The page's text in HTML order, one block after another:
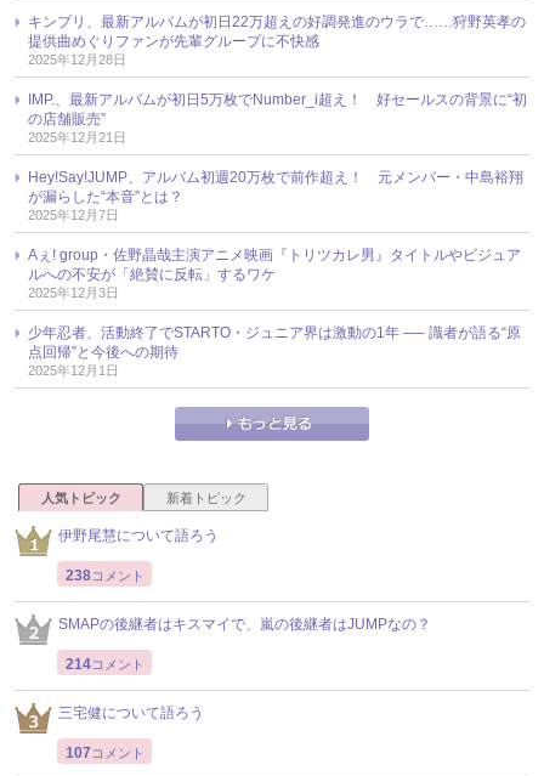
キンプリ、最新アルバムが初日22万超えの好調発進のウラで……狩野英孝の
提供曲めぐりファンが先輩グループに不快感
2025年12月28日
IMP.、最新アルバムが初日5万枚でNumber_i超え！ 好セールスの背景に“初
の店舗販売”
2025年12月21日
Hey!Say!JUMP、アルバム初週20万枚で前作超え！ 元メンバー・中島裕翔
が漏らした“本音”とは？
2025年12月7日
Aぇ! group・佐野晶哉主演アニメ映画『トリツカレ男』タイトルやビジュア
ルへの不安が「絶賛に反転」するワケ
2025年12月3日
少年忍者、活動終了でSTARTO・ジュニア界は激動の1年 ── 識者が語る“原
点回帰”と今後への期待
2025年12月1日
人気トピック 新着トピック
伊野尾慧について語ろう
238コメント
SMAPの後継者はキスマイで、嵐の後継者はJUMPなの？
214コメント
三宅健について語ろう
107 コメント